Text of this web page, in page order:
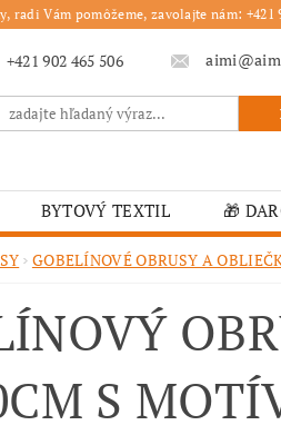
Vám pomôžeme, zavolajte nám: +421
+421 902 465 506
BYTOVÝ TEXTIL 🎁
🎄 VIANOČNÝ TOVAR
MOJA OBJEDNÁVKA
GOBELÍNOVÉ OBRUSY A
S